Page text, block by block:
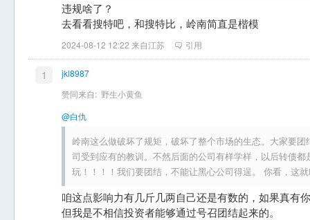
违规啥了？
去看看搜特吧，和搜特比，岭南简直是楷模
2024-08-12 12:22 来自江苏 引用
1
jkl8987
赞同来自: 野生小黄鱼
@白仇
岭南这么做破坏了规矩，破坏了整个市场的生态。大家要
司受到应有的教训。不然后面的公司有样学样，以后转债
玩！！！！我们要团结，不能让黑心公司得逞。 你看，这
咱这点影响力有几斤几两自己还是有数的，如果真有
但我是不相信投资者能够通过号召团结起来的。